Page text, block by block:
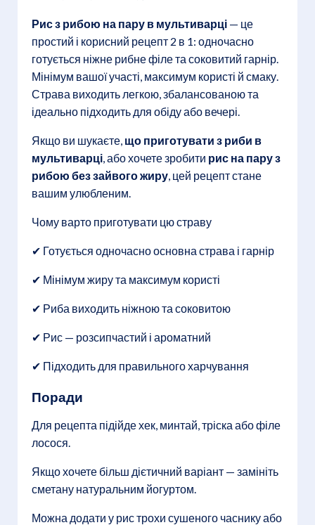
Рис з рибою на пару в мультиварці — це
простий і корисний рецепт 2 в 1: одночасно
готується ніжне рибне філе та соковитий гарнір.
Мінімум вашої участі, максимум користі й смаку.
Страва виходить легкою, збалансованою та
ідеально підходить для обіду або вечері.
Якщо ви шукаєте, що приготувати з риби в
мультиварці, або хочете зробити рис на пару з
рибою без зайвого жиру, цей рецепт стане
вашим улюбленим.
Чому варто приготувати цю страву
✔ Готується одночасно основна страва і гарнір
✔ Мінімум жиру та максимум користі
✔ Риба виходить ніжною та соковитою
✔ Рис — розсипчастий і ароматний
✔ Підходить для правильного харчування
Поради
Для рецепта підійде хек, минтай, тріска або філе
лосося.
Якщо хочете більш дієтичний варіант — замініть
сметану натуральним йогуртом.
Можна додати у рис трохи сушеного часнику або